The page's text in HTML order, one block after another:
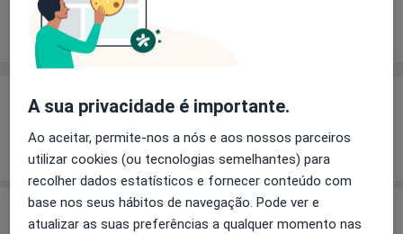
Experiência Preços
Experiência
Mostrar mais detalhes
sobre a experiência
Preços
A sua privacidade é importante.
Ao aceitar, permite-nos a nós e aos nossos parceiros
utilizar cookies (ou tecnologias semelhantes) para
recolher dados estatísticos e fornecer conteúdo com
base nos seus hábitos de navegação. Pode ver e
atualizar as suas preferências a qualquer momento nas